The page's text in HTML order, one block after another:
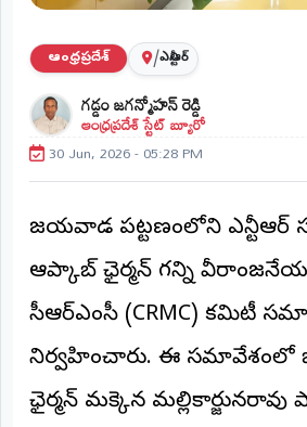
విభాగాలు
(MAIN)
వినోదం
భక్తి
క్రీడలు
జాతీయం
ఆంధ్రప్రదేశ్ /ఎన్టీఆర్
గడ్డం జగన్మోహన్ రెడ్డి
ఆంధ్రప్రదేశ్ స్టేట్ బ్యూరో
30 Jun, 2026 - 05:28 PM
విజయవాడ పట్టణంలోని
ఆప్కాబ్ ఛైర్మన్ గన్ని
సీఆర్ఎంసీ (CRMC) కమిటీ
నిర్వహించారు. ఈ సమావేశంలో
ఛైర్మన్ మక్కెన మల్లికార్జునరావు